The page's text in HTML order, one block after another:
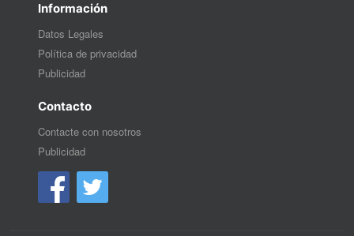
Información
Datos Legales
Política de privacidad
Publicidad
Contacto
Contacte con nosotros
Publicidad